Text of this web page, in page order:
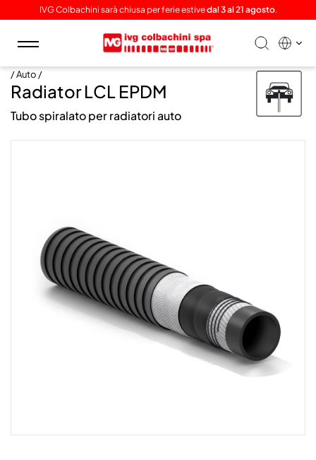
IVG Colbachini sarà chiusa per ferie estivedal 3 al 21 agosto.
Toggle
navigation
/ Auto /
Radiator LCL EPDM
Tubo spiralato per radiatori auto